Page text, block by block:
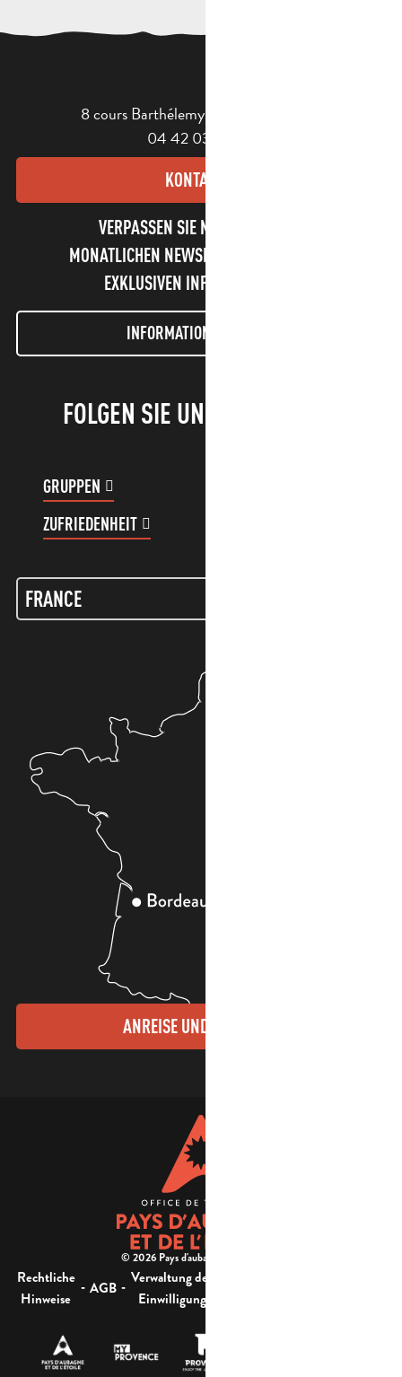
8 cours Barthélemy - 13400 Aubagne
04 42 03 49 98
KONTAKT
VERPASSEN SIE NICHT UNSEREN
MONATLICHEN NEWSLETTER UND UNSERE
EXKLUSIVEN INFORMATIONEN!
INFORMATIONEN LETTER
FOLGEN SIE UNS!
GRUPPEN
ZUFRIEDENHEIT
ANREISE UND KONTAKTE
© 2026 Pays d'aubagne et de l'étoile -
Rechtliche
Hinweise
- AGB - Verwaltung der
Einwilligung